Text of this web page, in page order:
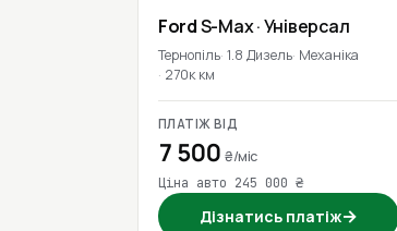
FordS-Max· Універсал
Тернопіль 1.8 Дизель Механіка
270к км
ПЛАТІЖ ВІД
7 500₴/міс
Ціна авто 245 000 ₴
Дізнатись платіж→